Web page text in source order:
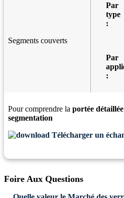
Segments couverts
Par
type
:
Par
:
Pour comprendre la portée
segmentation
Télécharger un
Foire Aux Questions